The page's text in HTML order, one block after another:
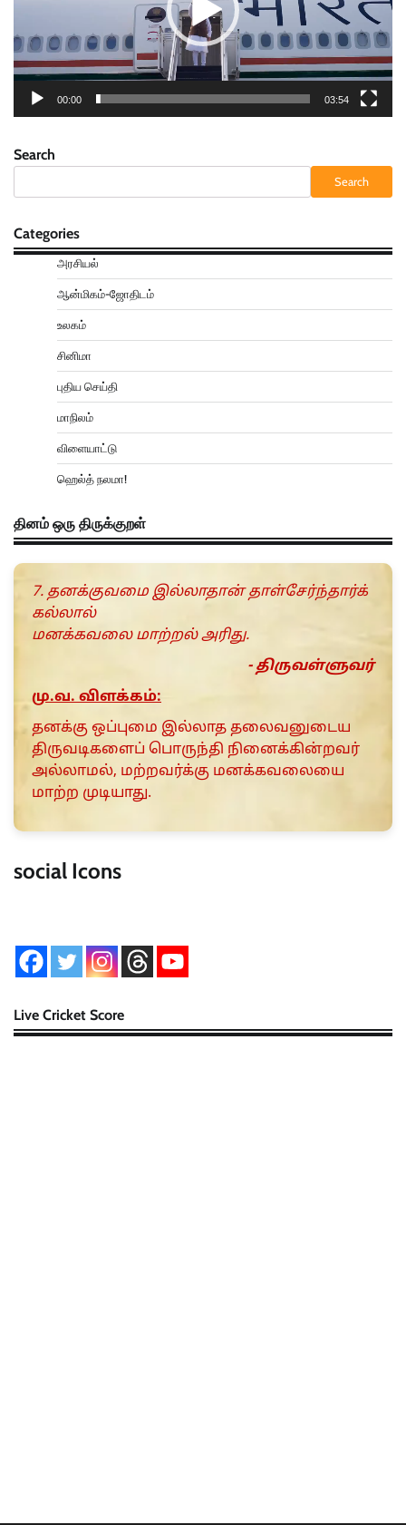
00:00 03:54
Search
Search
Categories
அரசியல்
ஆன்மிகம்-ஜோதிடம்
உலகம்
சினிமா
புதிய செய்தி
மாநிலம்
விளையாட்டு
ஹெல்த் நலமா!
தினம் ஒரு திருக்குறள்
7. தனக்குவமை இல்லாதான் தாள்சேர்ந்தார்க்
கல்லால்
மனக்கவலை மாற்றல் அரிது.
- திருவள்ளுவர்
மு.வ. விளக்கம்:
தனக்கு ஒப்புமை இல்லாத தலைவனுடைய
திருவடிகளைப் பொருந்தி நினைக்கின்றவர்
அல்லாமல், மற்றவர்க்கு மனக்கவலையை
மாற்ற முடியாது.
social Icons
Live Cricket Score